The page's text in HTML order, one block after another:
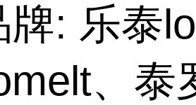
牌: 乐泰
、泰